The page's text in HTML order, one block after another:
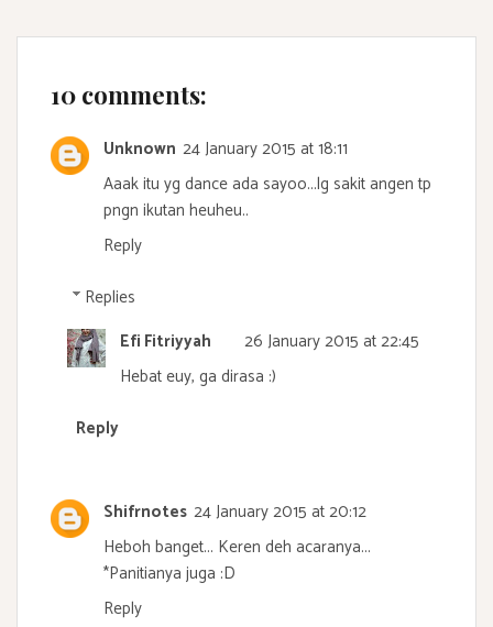
10 comments:
Unknown 24 January 2015 at 18:11
Aaak itu yg dance ada sayoo...lg sakit angen tp
pngn ikutan heuheu..
Reply
Replies
Efi Fitriyyah
26 January 2015 at 22:45
Hebat euy, ga dirasa :)
Reply
Shifrnotes 24 January 2015 at 20:12
Heboh banget... Keren deh acaranya...
*Panitianya juga :D
Reply